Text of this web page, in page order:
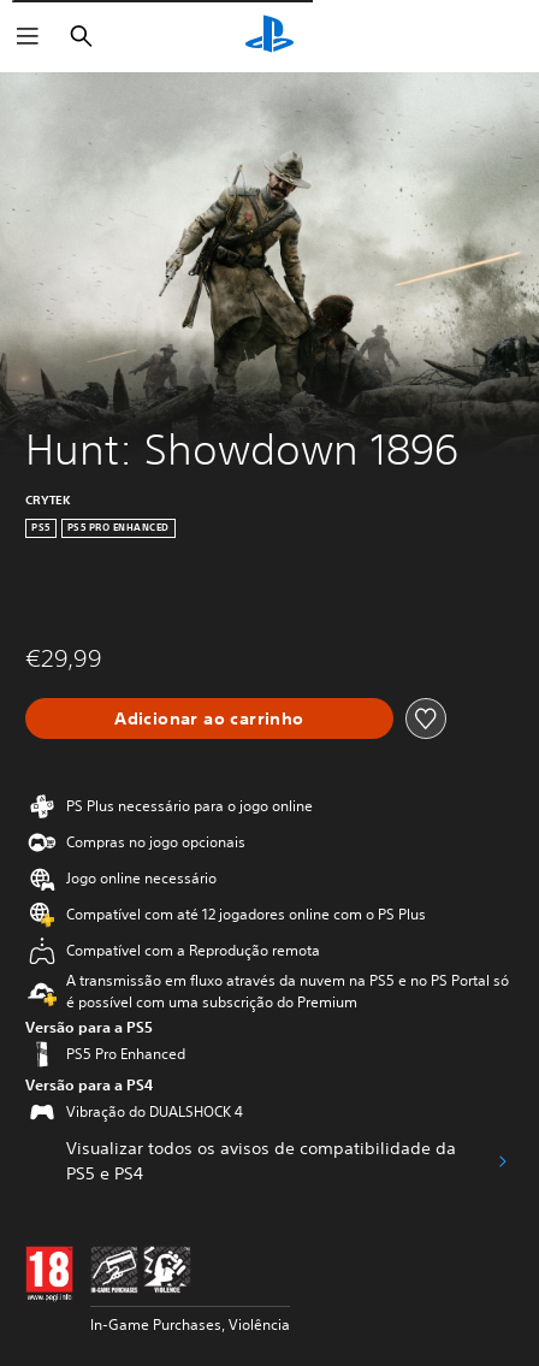
Pesquisar
Hunt: Showdown 1896
CRYTEK
PS5 PS5 PRO ENHANCED
€29,99
Adicionar ao carrinho
PS Plus necessário para o jogo online
Compras no jogo opcionais
Jogo online necessário
Compatível com até 12 jogadores online com o PS Plus
Compatível com a Reprodução remota
A transmissão em fluxo através da nuvem na PS5 e no PS Portal só
é possível com uma subscrição do Premium
Versão para a PS5
PS5 Pro Enhanced
Versão para a PS4
Vibração do DUALSHOCK 4
Visualizar todos os avisos de compatibilidade da
PS5 e PS4
In-Game Purchases, Violência